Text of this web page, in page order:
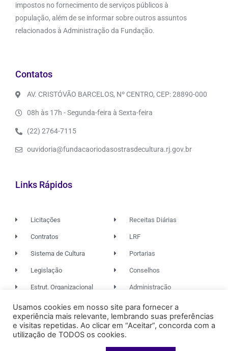
impostos no fornecimento de serviços públicos à
população, além de se informar sobre outros assuntos
relacionados à Administração da Fundação.
Contatos
AV. CRISTÓVÃO BARCELOS, Nº CENTRO, CEP: 28890-000
08h às 17h - Segunda-feira à Sexta-feira
(22) 2764-7115
ouvidoria@fundacaoriodasostrasdecultura.rj.gov.br
Links Rápidos
Licitações
Contratos
Sistema de Cultura
Legislação
Estrut. Organizacional
Receitas Diárias
LRF
Portarias
Conselhos
Administração
© 2026. TODOS OS DIREITOS RESERVADOS.
Usamos cookies em nosso site para fornecer a
experiência mais relevante, lembrando suas preferências
e visitas repetidas. Ao clicar em “Aceitar”, concorda com a
utilização de TODOS os cookies.